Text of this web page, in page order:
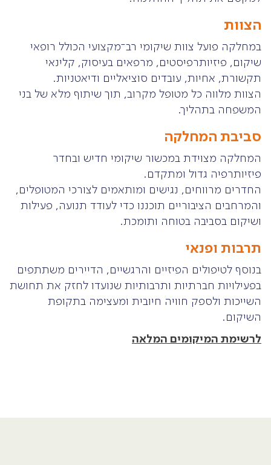
הצוות
במחלקה פועל צוות שיקומי רב־מקצועי הכולל רופאי
שיקום, פיזיותרפיסטים, מרפאים בעיסוק, קלינאי
תקשורת, אחיות, עובדים סוציאליים ודיאטניות.
הצוות מלווה כל מטופל מקרוב, תוך שיתוף מלא של בני
המשפחה בתהליך.
סביבת המחלקה
המחלקה מצוידת במכשור שיקומי חדיש ובחדר
פיזיותרפיה גדול ומתקדם.
החדרים מרווחים, נגישים ומותאמים לצורכי המטופלים,
והמרחבים הציבוריים תוכננו כדי לעודד תנועה, פעילות
ושיקום בסביבה בטוחה ותומכת.
תרבות ופנאי
בנוסף לטיפולים הפיזיים והרגשיים, הדיירים משתתפים
בפעילויות חברתיות ותרבותיות שנועדו לחזק את תחושת
השייכות ולספק חוויה חיובית ומעצימה בתקופת
השיקום.
לרשימת המיקומים המלאה